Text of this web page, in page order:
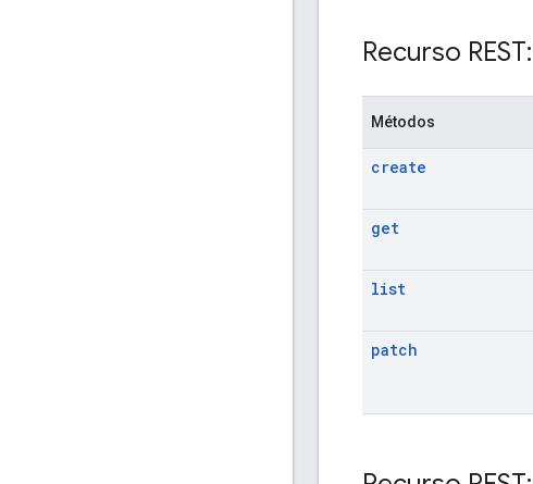
Recurso REST:
Métodos
create
get
list
patch